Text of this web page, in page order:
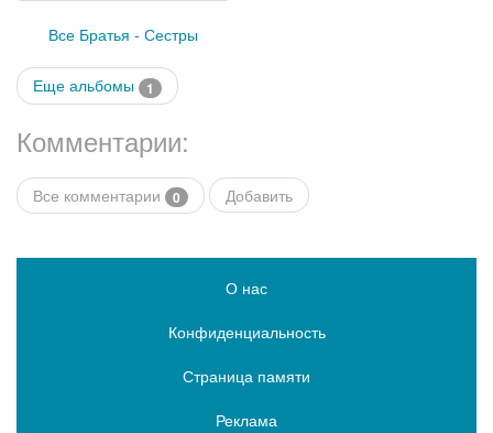
Все Братья - Сестры
Еще альбомы 1
Комментарии:
Все комментарии 0 Добавить
О нас
Конфиденциальность
Страница памяти
Реклама